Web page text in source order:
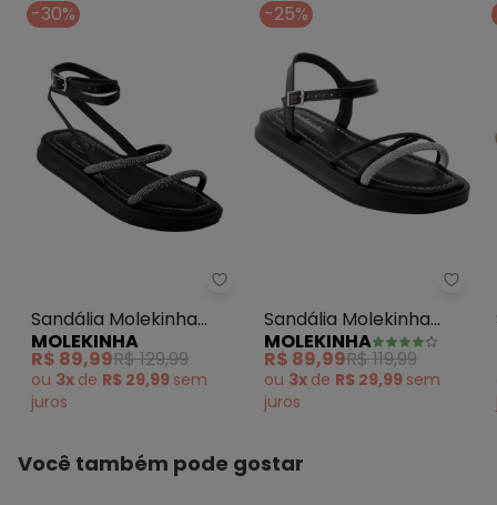
-30%
Sandália Molekinha (Preta) em
Sandália Molekinha
(Preta) em Sintético
MOLEKINHA
R$ 89,99R$ 129,99
ou 3x de R$ 29,99 sem
juros
-25%
Sandália Molekinha
(Preto) em Sintético
MOLEKINHA
R$ 89,99R$ 119,99
ou 3x de R$ 29,99 sem
juros
Você também pode gostar